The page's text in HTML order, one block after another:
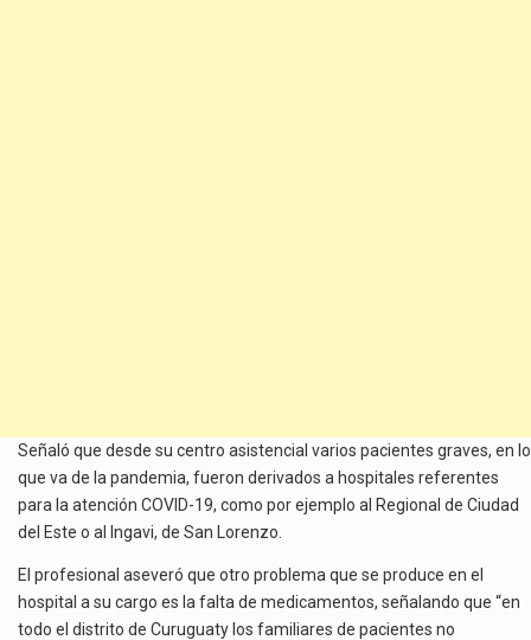
Señaló que desde su centro asistencial varios pacientes graves, en lo
que va de la pandemia, fueron derivados a hospitales referentes
para la atención COVID-19, como por ejemplo al Regional de Ciudad
del Este o al Ingavi, de San Lorenzo.
El profesional aseveró que otro problema que se produce en el
hospital a su cargo es la falta de medicamentos, señalando que “en
todo el distrito de Curuguaty los familiares de pacientes no